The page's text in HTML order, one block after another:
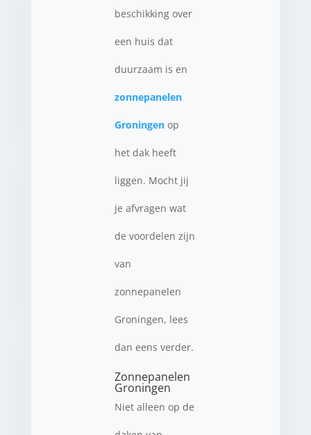
beschikking over
een huis dat
duurzaam is en
zonnepanelen
Groningenop
het dak heeft
liggen. Mocht jij
je afvragen wat
de voordelen zijn
van
zonnepanelen
Groningen, lees
dan eens verder.
Zonnepanelen
Groningen
Niet alleen op de